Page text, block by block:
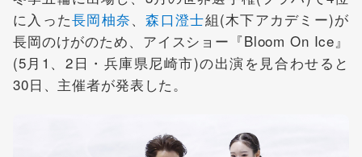
に入った長岡柚奈、森口澄士組(木下アカデミー)が
長岡のけがのため、アイスショー『Bloom On Ice』
(5月1、2日・兵庫県尼崎市)の出演を見合わせると
30日、主催者が発表した。